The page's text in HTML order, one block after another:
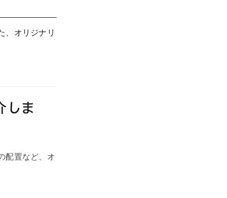
、オリジナリ
しま
配置など、オ